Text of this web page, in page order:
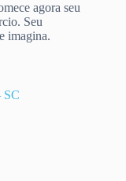
agora seu
Seu
imagina.
SC